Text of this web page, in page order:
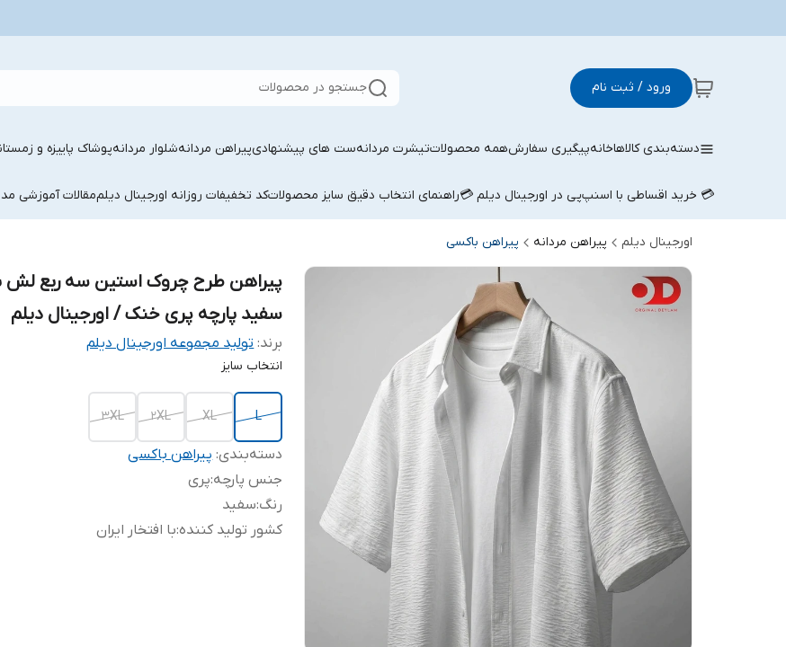
ورود / ثبت نام جستجو در محصولات
دسته‌بندی کالاهاخانهپیگیری سفارشهمه محصولاتتیشرت مردانهست های پیشنهادیپیراهن مردانهشلوار مردانهپوشاک پاییزه و
💳 خرید اقساطی با اسنپ‌پی در اورجینال دیلم 💳راهنمای انتخاب دقیق سایز محصولاتکد تخفیفات روزانه اورجینال دیلممقالات آموزشی
اورجینال دیلم پیراهن مردانه پیراهن باکسی
پیراهن طرح چروک استین سه ربع لش
سفید پارچه پری خنک / اورجینال دیلم
برند: تولید مجموعه اورجینال دیلم
انتخاب سایز
L
XL
2XL
3XL
دسته‌بندی:پیراهن باکسی
جنس پارچه:پری
رنگ:سفید
کشور تولید کننده:با افتخار ایران